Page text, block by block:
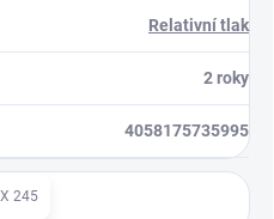
Relativní tlak
2 roky
4058175735995
245